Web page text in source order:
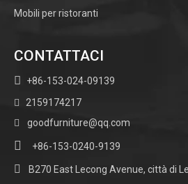
Mobili per ristoranti
CONTATTACI
 +86-153-024-09139
 2159174217
 goodfurniture@qq.com
 +86-153-0240-9139
 B270 East Lecong Avenue, città di